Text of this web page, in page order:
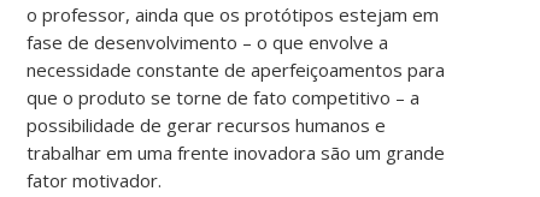
o professor, ainda que os protótipos estejam em
fase de desenvolvimento – o que envolve a
necessidade constante de aperfeiçoamentos para
que o produto se torne de fato competitivo – a
possibilidade de gerar recursos humanos e
trabalhar em uma frente inovadora são um grande
fator motivador.